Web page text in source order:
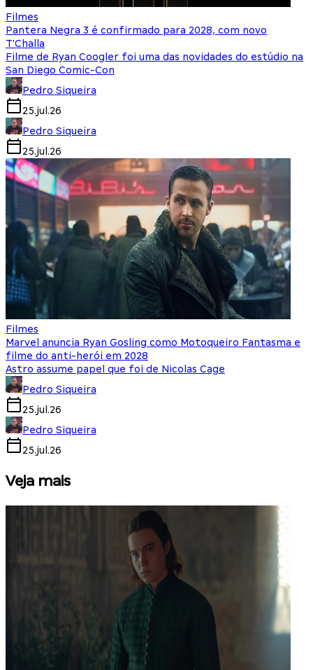
Filmes
Pantera Negra 3 é confirmado para 2028, com novo
T'Challa
Filme de Ryan Coogler foi uma das novidades do estúdio na
San Diego Comic-Con
Pedro Siqueira
25.jul.26
Pedro Siqueira
25.jul.26
Filmes
Marvel anuncia Ryan Gosling como Motoqueiro Fantasma e
filme do anti-herói em 2028
Astro assume papel que foi de Nicolas Cage
Pedro Siqueira
25.jul.26
Pedro Siqueira
25.jul.26
Veja mais